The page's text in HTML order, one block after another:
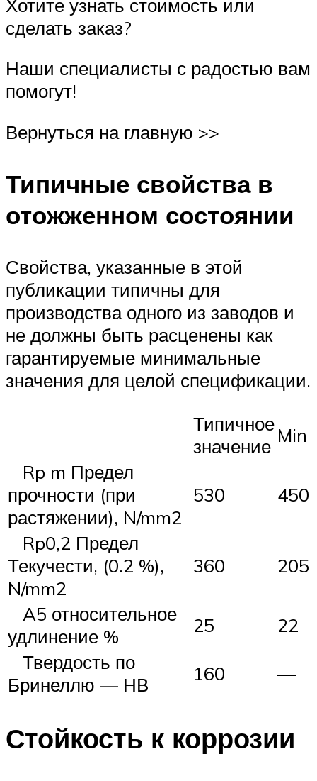
Хотите узнать стоимость или
сделать заказ?
Наши специалисты с радостью вам
помогут!
Вернуться на главную >>
Типичные свойства в
отожженном состоянии
Свойства, указанные в этой
публикации типичны для
производства одного из заводов и
не должны быть расценены как
гарантируемые минимальные
значения для целой спецификации.
Типичное
значение Min
Rp m Предел
прочности (при
растяжении), N/mm2
530 450
Rp0,2 Предел
Текучести, (0.2 %),
N/mm2
360 205
A5 относительное
удлинение %
25
22
Твердость по
Бринеллю — НВ
160 —
Стойкость к коррозии